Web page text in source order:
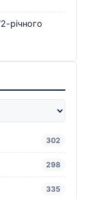
річного
302
298
335